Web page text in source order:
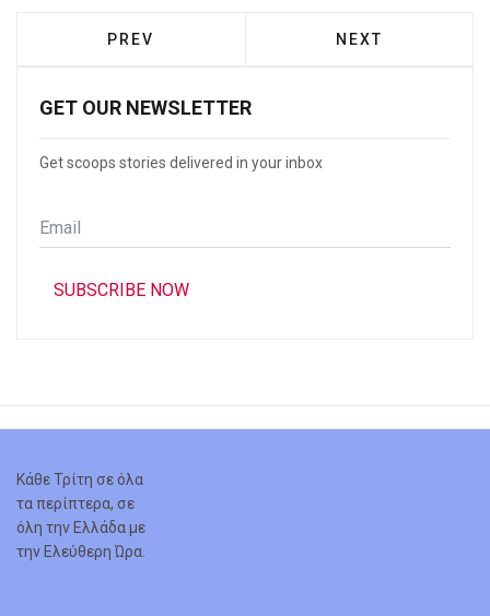
PREVIOUS ARTICLE: ΓΙΑΤΊ ΆΡΑΓΕ, ΤΟ
PREV NEXT
NEXT
GET OUR NEWSLETTER
Get scoops stories delivered in your inbox
Email
*
SUBSCRIBE NOW
Κάθε Τρίτη σε όλα
τα περίπτερα, σε
όλη την Ελλάδα με
την Ελεύθερη Ώρα.